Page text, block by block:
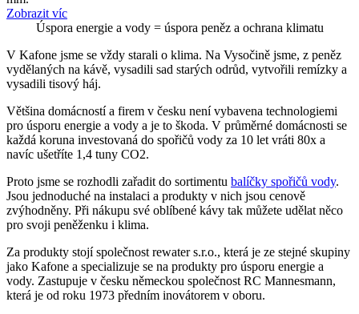
Zobrazit víc
Úspora energie a vody = úspora peněz a ochrana klimatu
V Kafone jsme se vždy starali o klima. Na Vysočině jsme, z peněz
vydělaných na kávě, vysadili sad starých odrůd, vytvořili remízky a
vysadili tisový háj.
Většina domácností a firem v česku není vybavena technologiemi
pro úsporu energie a vody a je to škoda. V průměrné domácnosti se
každá koruna investovaná do spořičů vody za 10 let vráti 80x a
navíc ušetříte 1,4 tuny CO2.
Proto jsme se rozhodli zařadit do sortimentu balíčky spořičů vody.
Jsou jednoduché na instalaci a produkty v nich jsou cenově
zvýhodněny. Při nákupu své oblíbené kávy tak můžete udělat něco
pro svoji peněženku i klima.
Za produkty stojí společnost rewater s.r.o., která je ze stejné skupiny
jako Kafone a specializuje se na produkty pro úsporu energie a
vody. Zastupuje v česku německou společnost RC Mannesmann,
která je od roku 1973 předním inovátorem v oboru.